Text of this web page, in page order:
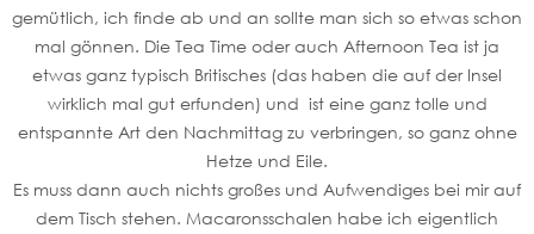
gemütlich, ich finde ab und an sollte man sich so etwas schon
mal gönnen. Die Tea Time oder auch Afternoon Tea ist ja
etwas ganz typisch Britisches (das haben die auf der Insel
wirklich mal gut erfunden) und ist eine ganz tolle und
entspannte Art den Nachmittag zu verbringen, so ganz ohne
Hetze und Eile.
Es muss dann auch nichts großes und Aufwendiges bei mir auf
dem Tisch stehen. Macaronsschalen habe ich eigentlich